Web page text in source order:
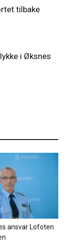
tilbake
i Øksnes
ansvar Lofoten